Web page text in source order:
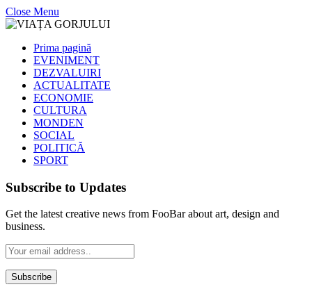
Close Menu
Prima pagină
EVENIMENT
DEZVALUIRI
ACTUALITATE
ECONOMIE
CULTURA
MONDEN
SOCIAL
POLITICĂ
SPORT
Subscribe to Updates
Get the latest creative news from FooBar about art, design and
business.